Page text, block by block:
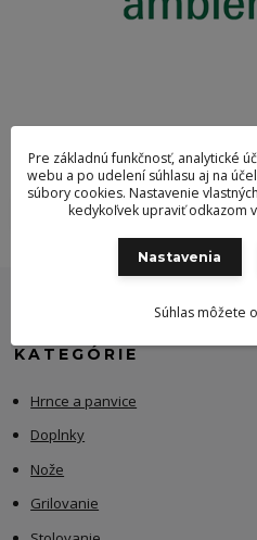
Zobraziť
KATEGÓRIE
Hrnce a panvice
Doplnky
Nože
Grilovanie
Pre základnú funkčnosť, analytické
webu a po udelení súhlasu aj na
súbory cookies. Nastavenie
kedykoľvek upraviť odkazom
Nastavenia
Súhlas môžete